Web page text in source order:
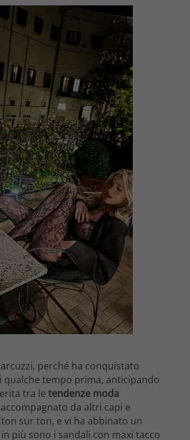
perché ha conquistato
qualche tempo prima, anticipando
tra le tendenze moda
da altri capi e
sur ton, e vi ha abbinato un
più sono i sandali con maxi tacco